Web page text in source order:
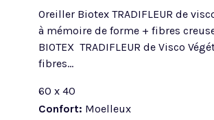
Oreiller Biotex TRADIFLEUR de
à mémoire de forme + fibres
BIOTEX TRADIFLEUR de Visco
fibres...
60 x 40
Confort: Moelleux